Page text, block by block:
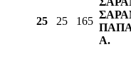
25 25 165
Α.